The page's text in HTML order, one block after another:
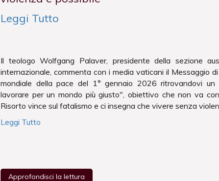
Leggi Tutto
Il teologo Wolfgang Palaver, presidente della sezione
internazionale, commenta con i media vaticani il Messaggio
mondiale della pace del 1° gennaio 2026 ritrovandovi
lavorare per un mondo più giusto", obiettivo che non va
Risorto vince sul fatalismo e ci insegna che vivere senza
Leggi Tutto
Approfondisci la lettura